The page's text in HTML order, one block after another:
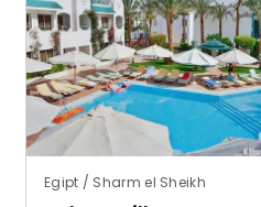
Egipt / Sharm el Sheikh